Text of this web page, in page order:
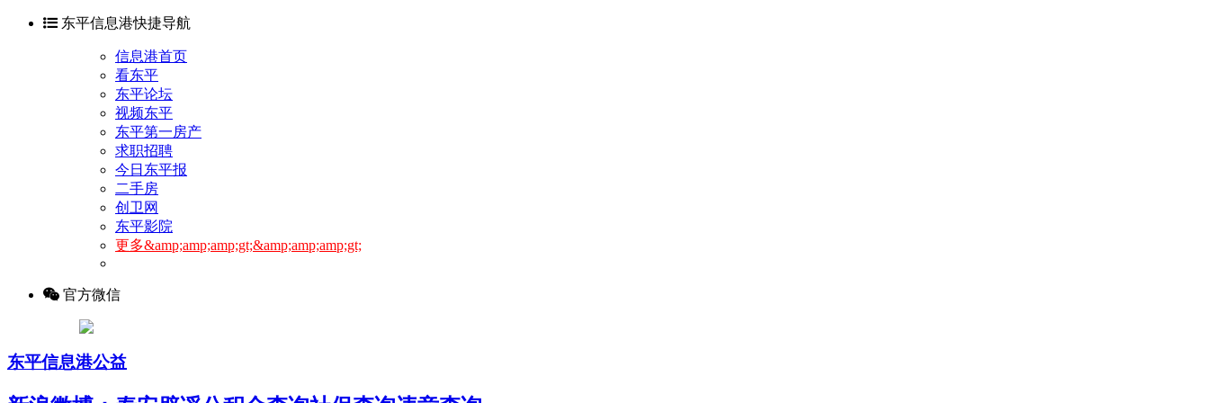
东平信息港快捷导航
信息港首页
看东平
东平论坛
视频东平
东平第一房产
求职招聘
今日东平报
二手房
创卫网
东平影院
更多&amp;amp;amp;gt;&amp;amp;amp;gt;
官方微信
东平信息港公益